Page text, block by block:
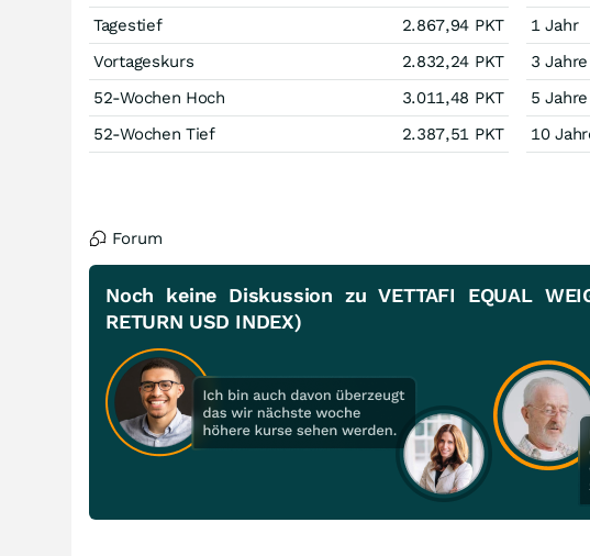
Tagestief
2.867,94 PKT
Vortageskurs
2.832,24 PKT
52-Wochen Hoch
3.011,48 PKT
52-Wochen Tief
2.387,51 PKT
1 Jahr
3 Jahre
5 Jahre
10
Forum
Noch keine Diskussion zu VETTAFI EQUAL
RETURN USD INDEX)